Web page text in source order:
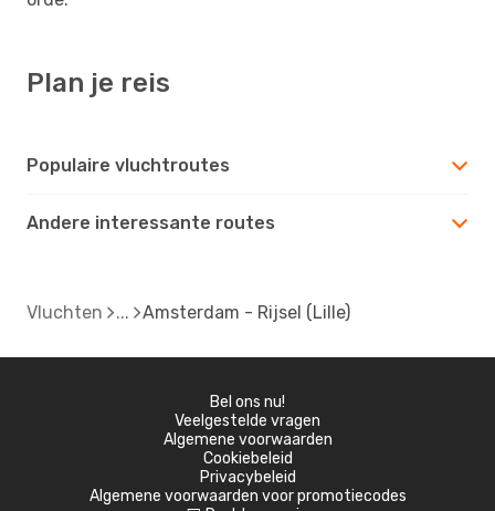
Plan je reis
Populaire vluchtroutes
Andere interessante routes
Vluchten Amsterdam - Rijsel (Lille)
Bel ons nu!
Veelgestelde vragen
Algemene voorwaarden
Cookiebeleid
Privacybeleid
Algemene voorwaarden voor promotiecodes